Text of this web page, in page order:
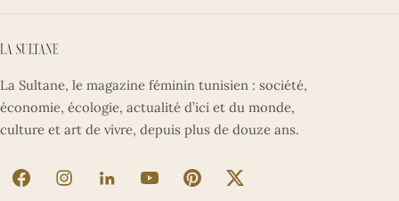
La Sultane
La Sultane, le magazine féminin tunisien : société,
économie, écologie, actualité d’ici et du monde,
culture et art de vivre, depuis plus de douze ans.
La Sultane sur Facebook (nouvel onglet)
La Sultane sur Instagram (nouvel onglet)
La Sultane sur LinkedIn (nouvel onglet)
La Sultane sur YouTube (nouvel
La Sultane sur Pinterest
La Sultane sur X